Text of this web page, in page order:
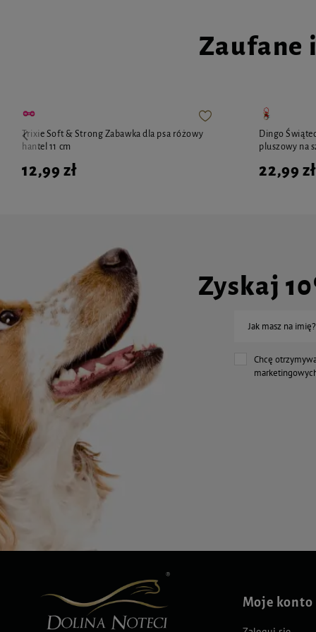
Zaufane
Trixie Soft & Strong Zabawka dla psa różowy
hantel 11 cm
12,99 zł
Dingo
pluszowy na
22,99 zł
Zyskaj
Jak masz na imię?
Chcę
Moje konto